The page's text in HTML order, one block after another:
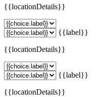
{{locationDetails}}
{{label}}
{{locationDetails}}
{{label}}
{{locationDetails}}